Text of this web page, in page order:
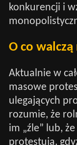
konkurencji i
O co
Aktualnie w
masowe
ulegających
rozumie, że
im „źle” lub,
protestują,